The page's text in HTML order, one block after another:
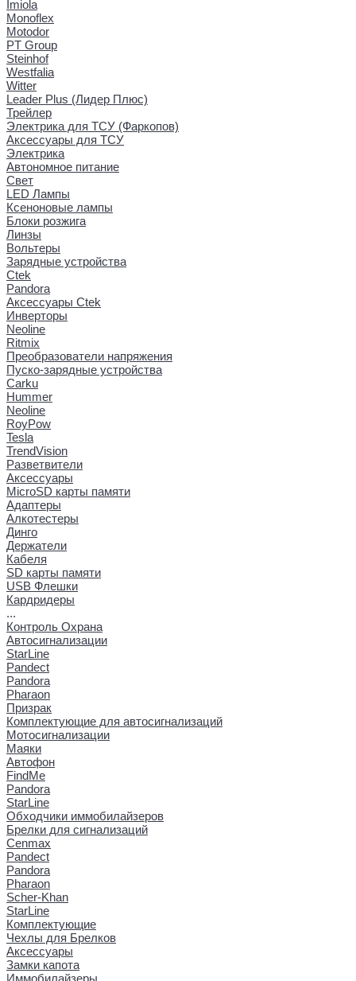
Imiola
Monoflex
Motodor
PT Group
Steinhof
Westfalia
Witter
Leader Plus (Лидер Плюс)
Трейлер
Электрика для ТСУ (Фаркопов)
Аксессуары для ТСУ
Электрика
Автономное питание
Свет
LED Лампы
Ксеноновые лампы
Блоки розжига
Линзы
Вольтеры
Зарядные устройства
Ctek
Pandora
Аксессуары Ctek
Инверторы
Neoline
Ritmix
Преобразователи напряжения
Пуско-зарядные устройства
Carku
Hummer
Neoline
RoyPow
Tesla
TrendVision
Разветвители
Аксессуары
MicroSD карты памяти
Адаптеры
Алкотестеры
Динго
Держатели
Кабеля
SD карты памяти
USB Флешки
Кардридеры
...
Контроль Охрана
Автосигнализации
StarLine
Pandect
Pandora
Pharaon
Призрак
Комплектующие для автосигнализаций
Мотосигнализации
Маяки
Автофон
FindMe
Pandora
StarLine
Обходчики иммобилайзеров
Брелки для сигнализаций
Cenmax
Pandect
Pandora
Pharaon
Scher-Khan
StarLine
Комплектующие
Чехлы для Брелков
Аксессуары
Замки капота
Иммобилайзеры